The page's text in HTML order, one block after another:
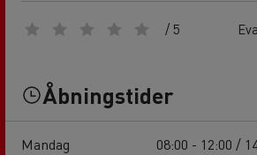
/ 5
Åbningstider
Mandag
08:00 - 12:00 /